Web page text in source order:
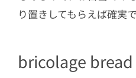
り置きしてもらえば確実で
bricolage bread